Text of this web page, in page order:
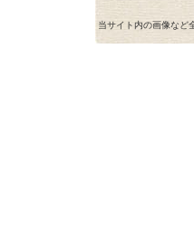
当サイト内の画像など